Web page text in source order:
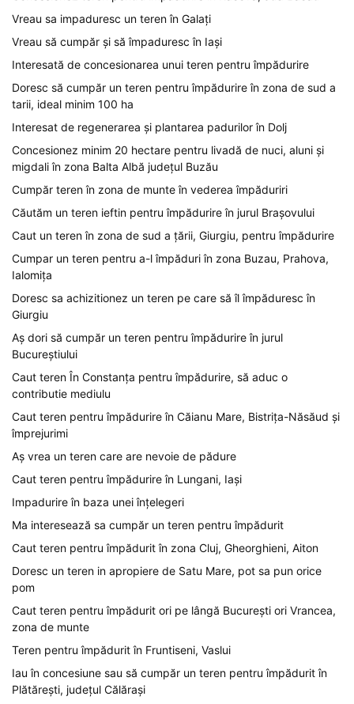
Vreau sa impaduresc un teren în Galați
Vreau să cumpăr și să împaduresc în Iași
Interesată de concesionarea unui teren pentru împădurire
Doresc să cumpăr un teren pentru împădurire în zona de sud a
tarii, ideal minim 100 ha
Interesat de regenerarea și plantarea padurilor în Dolj
Concesionez minim 20 hectare pentru livadă de nuci, aluni și
migdali în zona Balta Albă județul Buzău
Cumpăr teren în zona de munte în vederea împăduriri
Căutăm un teren ieftin pentru împădurire în jurul Brașovului
Caut un teren în zona de sud a țării, Giurgiu, pentru împădurire
Cumpar un teren pentru a-l împăduri în zona Buzau, Prahova,
Ialomița
Doresc sa achizitionez un teren pe care să îl împăduresc în
Giurgiu
Aș dori să cumpăr un teren pentru împădurire în jurul
Bucureștiului
Caut teren În Constanța pentru împădurire, să aduc o
contributie mediulu
Caut teren pentru împădurire în Căianu Mare, Bistrița-Năsăud și
împrejurimi
Aș vrea un teren care are nevoie de pădure
Caut teren pentru împădurire în Lungani, Iași
Impadurire în baza unei înțelegeri
Ma interesează sa cumpăr un teren pentru împădurit
Caut teren pentru împădurit în zona Cluj, Gheorghieni, Aiton
Doresc un teren in apropiere de Satu Mare, pot sa pun orice
pom
Caut teren pentru împădurit ori pe lângă București ori Vrancea,
zona de munte
Teren pentru împădurit în Fruntiseni, Vaslui
Iau în concesiune sau să cumpăr un teren pentru împădurit în
Plătărești, județul Călărași